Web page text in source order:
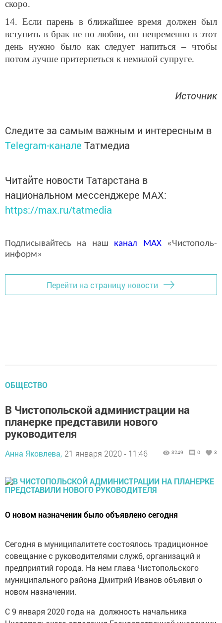
скоро.
14. Если парень в ближайшее время должен был
вступить в брак не по любви, он непременно в этот
день нужно было как следует напиться – чтобы
потом лучше притерпеться к немилой супруге.
Источник
Следите за самым важным и интересным в
Telegram-канале Татмедиа
Читайте новости Татарстана в
национальном мессенджере MАХ:
https://max.ru/tatmedia
Подписывайтесь на наш канал MAX«Чистополь-
информ»
Перейти на страницу новости
ОБЩЕСТВО
В Чистопольской администрации на
планерке представили нового
руководителя
Анна Яковлева, 21 января 2020 - 11:46 3249 0 3
О новом назначении было объявлено сегодня
Сегодня в муниципалитете состоялось традиционное
совещание с руководителями служб, организаций и
предприятий города. На нем глава Чистопольского
муниципального района Дмитрий Иванов объявил о
новом назначении.
С 9 января 2020 года на должность начальника